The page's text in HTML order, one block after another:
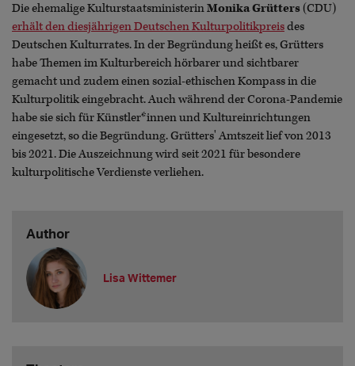
Die ehemalige KulturstaatsministerinMonika Grütters(CDU)
erhält den diesjährigen Deutschen Kulturpolitikpreisdes
Deutschen Kulturrates. In der Begründung heißt es, Grütters
habe Themen im Kulturbereich hörbarer und sichtbarer
gemacht und zudem einen sozial-ethischen Kompass in die
Kulturpolitik eingebracht. Auch während der Corona-Pandemie
habe sie sich für Künstler*innen und Kultureinrichtungen
eingesetzt, so die Begründung. Grütters' Amtszeit lief von 2013
bis 2021. Die Auszeichnung wird seit 2021 für besondere
kulturpolitische Verdienste verliehen.
Author
Lisa Wittemer